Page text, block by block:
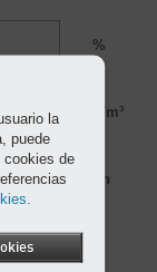
%
g/m³
l/h
la
puede
cookies de